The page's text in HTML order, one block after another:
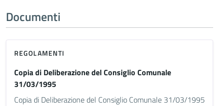
Documenti
REGOLAMENTI
Copia di Deliberazione del Consiglio Comunale
31/03/1995
Copia di Deliberazione del Consiglio Comunale 31/03/1995